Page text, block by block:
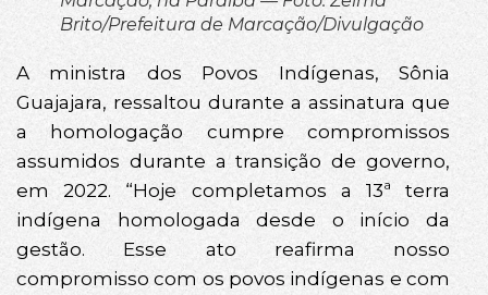
Brito/Prefeitura de Marcação/Divulgação
A ministra dos Povos Indígenas, Sônia
Guajajara, ressaltou durante a assinatura que
a homologação cumpre compromissos
assumidos durante a transição de governo,
em 2022. “Hoje completamos a 13ª terra
indígena homologada desde o início da
gestão. Esse ato reafirma nosso
compromisso com os povos indígenas e com